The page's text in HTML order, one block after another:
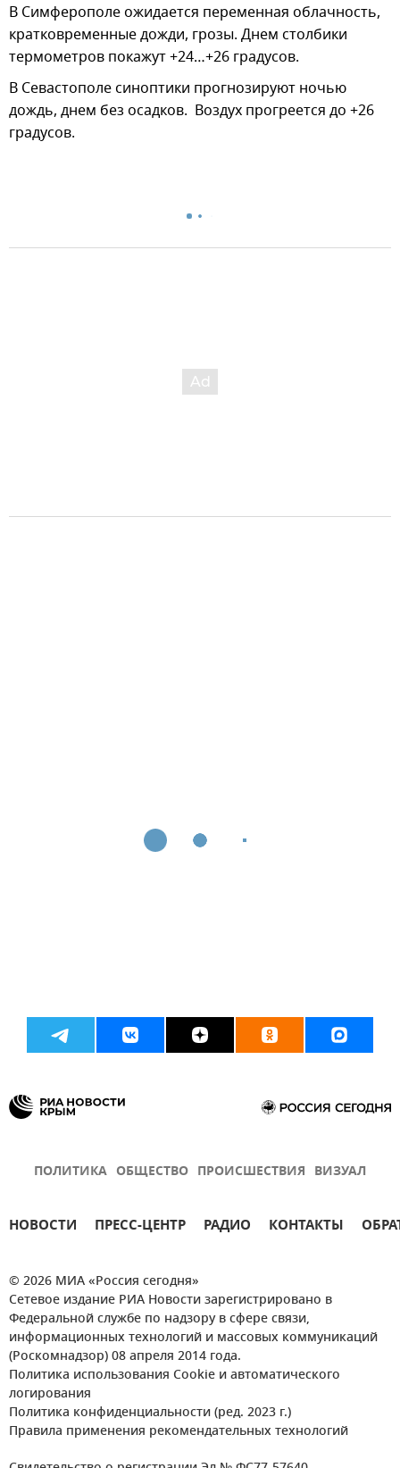
В Симферополе ожидается переменная облачность,
кратковременные дожди, грозы. Днем столбики
термометров покажут +24…+26 градусов.
В Севастополе синоптики прогнозируют ночью
дождь, днем без осадков. Воздух прогреется до +26
градусов.
ПОЛИТИКА ОБЩЕСТВО ПРОИСШЕСТВИЯ ВИЗУАЛ
НОВОСТИ ПРЕСС-ЦЕНТР РАДИО КОНТАКТЫ
© 2026 МИА «Россия сегодня»
Сетевое издание РИА Новости зарегистрировано в
Федеральной службе по надзору в сфере связи,
информационных технологий и массовых коммуникаций
(Роскомнадзор) 08 апреля 2014 года.
Политика использования Cookie и автоматического
логирования
Политика конфиденциальности (ред. 2023 г.)
Правила применения рекомендательных технологий